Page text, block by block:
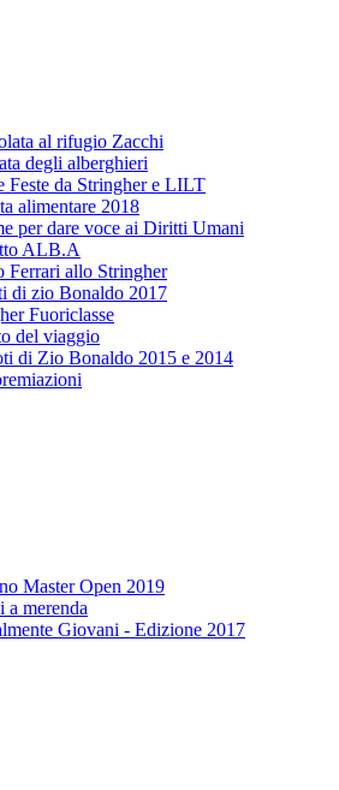
al rifugio Zacchi
degli alberghieri
Feste da Stringher e LILT
alimentare 2018
per dare voce ai Diritti Umani
ALB.A
Ferrari allo Stringher
di zio Bonaldo 2017
Fuoriclasse
del viaggio
di Zio Bonaldo 2015 e 2014
Master Open 2019
a merenda
Giovani - Edizione 2017